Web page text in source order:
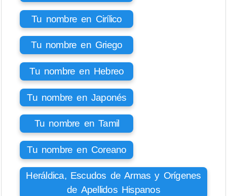
Tu nombre en Cirílico
Tu nombre en Griego
Tu nombre en Hebreo
Tu nombre en Japonés
Tu nombre en Tamil
Tu nombre en Coreano
Heráldica, Escudos de Armas y Orígenes
de Apellidos Hispanos